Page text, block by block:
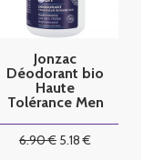
Jonzac
Déodorant bio
Haute
Tolérance Men
6.90€ 5.18 €